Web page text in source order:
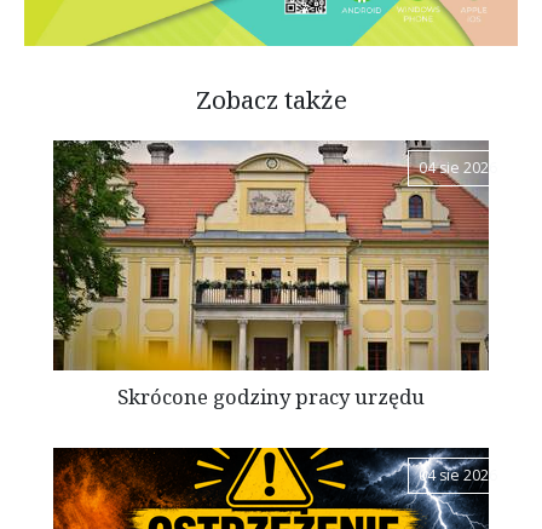
Zobacz także
04 sie 2026
Skrócone godziny pracy urzędu
04 sie 2026